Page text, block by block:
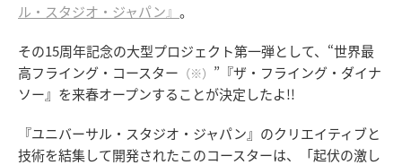
ル・スタジオ・ジャパン』 。
その15周年記念の大型プロジェクト第一弾として、“世界最
高フライング・コースター （※） ”『ザ・フライング・ダイナ
ソー』を来春オープンすることが決定したよ!!
『ユニバーサル・スタジオ・ジャパン』のクリエイティブと
技術を結集して開発されたこのコースターは、「起伏の激し